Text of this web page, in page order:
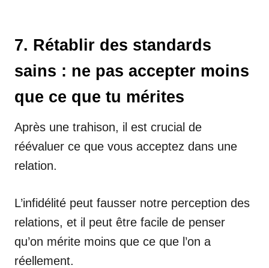
7. Rétablir des standards
sains : ne pas accepter moins
que ce que tu mérites
Après une trahison, il est crucial de
réévaluer ce que vous acceptez dans une
relation.
L’infidélité peut fausser notre perception des
relations, et il peut être facile de penser
qu’on mérite moins que ce que l’on a
réellement.